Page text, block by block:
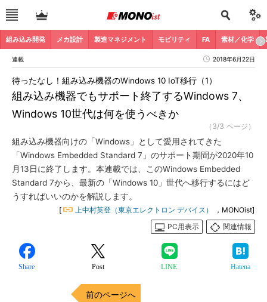
組み込み開発 メカ設計 製造マネジメント モビリティ FA 素材／化学
連載 2018年6月22日
組み込み機器でもサポート終了するWindows 7、
Windows 10世代は何を使うべきか
待ったなし！組み込み機器のWindows 10 IoT移行（1）
（3/3 ページ）
組み込み機器向けの「Windows」として愛用されてきた
「Windows Embedded Standard 7」のサポート期間が2020年10
月13日に終了します。本連載では、このWindows Embedded
Standard 7から、最新の「Windows 10」世代へ移行するにはど
うすればいいのかを解説します。
[ 上中村英登（東京エレクトロン デバイス）
，MONOist]
PC用表示
関連情報
Share Post LINE Hatena
前のページへ